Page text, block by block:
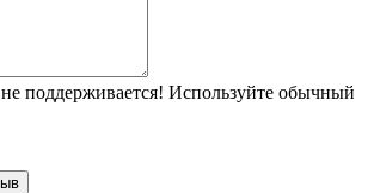
поддерживается! Используйте обычный